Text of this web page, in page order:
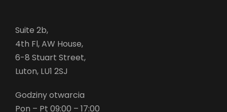
Suite 2b,
4th Fl, AW House,
6-8 Stuart Street,
Luton, LU1 2SJ
Godziny otwarcia
Pon – Pt 09:00 – 17:00